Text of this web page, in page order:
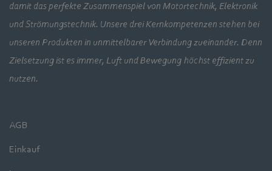
damit das perfekte Zusammenspiel von Motortechnik, Elektronik
und Strömungstechnik. Unsere drei Kernkompetenzen stehen bei
unseren Produkten in unmittelbarer Verbindung zueinander. Denn
Zielsetzung ist es immer, Luft und Bewegung höchst effizient zu
nutzen.
AGB
Einkauf